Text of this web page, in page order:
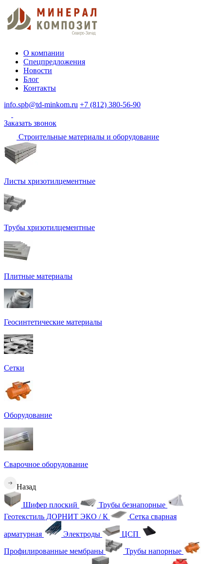
О компании
Спецпредложения
Новости
Блог
Контакты
info.spb@td-minkom.ru +7 (812) 380-56-90
Заказать звонок
Строительные материалы и оборудование
Листы хризотилцементные
Трубы хризотилцементные
Плитные материалы
Геосинтетические материалы
Сетки
Оборудование
Сварочное оборудование
Назад
Шифер плоский
Трубы безнапорные
Геотекстиль ДОРНИТ ЭКО / К
Сетка сварная
арматурная Электроды ЦСП
Профилированные мембраны
Трубы напорные